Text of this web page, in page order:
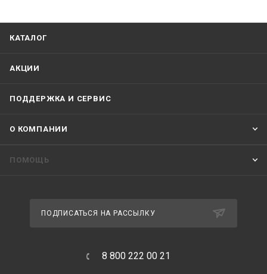
КАТАЛОГ
АКЦИИ
ПОДДЕРЖКА И СЕРВИС
О КОМПАНИИ
ПОМОЩЬ
ПОДПИСАТЬСЯ НА РАССЫЛКУ
8 800 222 00 21